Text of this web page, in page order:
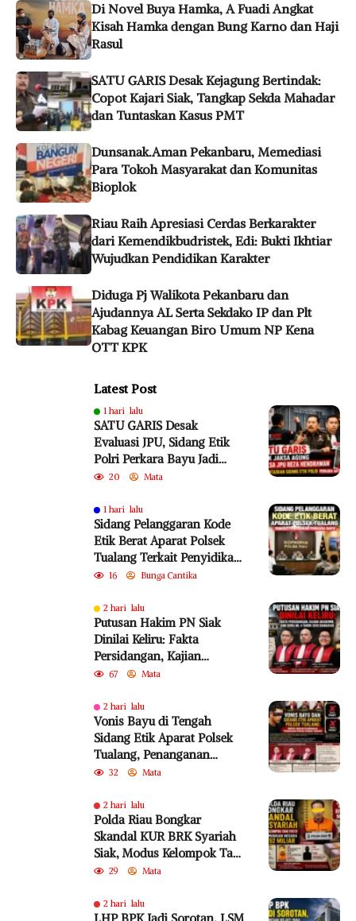
Di Novel Buya Hamka, A Fuadi Angkat
Kisah Hamka dengan Bung Karno dan Haji
Rasul
SATU GARIS Desak Kejagung Bertindak:
Copot Kajari Siak, Tangkap Sekda Mahadar
dan Tuntaskan Kasus PMT
Dunsanak.Aman Pekanbaru, Memediasi
Para Tokoh Masyarakat dan Komunitas
Bioplok
Riau Raih Apresiasi Cerdas Berkarakter
dari Kemendikbudristek, Edi: Bukti Ikhtiar
Wujudkan Pendidikan Karakter
Diduga Pj Walikota Pekanbaru dan
Ajudannya AL Serta Sekdako IP dan Plt
Kabag Keuangan Biro Umum NP Kena
OTT KPK
Latest Post
1 hari lalu
SATU GARIS Desak
Evaluasi JPU, Sidang Etik
Polri Perkara Bayu Jadi
Sorotan
20 Mata
1 hari lalu
Sidang Pelanggaran Kode
Etik Berat Aparat Polsek
Tualang Terkait Penyidikan
Perkara Bayu
16 Bunga Cantika
2 hari lalu
Putusan Hakim PN Siak
Dinilai Keliru: Fakta
Persidangan, Kajian
Akademik, dan SEMA No. 4
67 Mata
2 hari lalu
Vonis Bayu di Tengah
Sidang Etik Aparat Polsek
Tualang, Penanganan
Perkara Kembali Jadi
32 Mata
2 hari lalu
Polda Riau Bongkar
Skandal KUR BRK Syariah
Siak, Modus Kelompok Tani
Fiktif Diduga Rugikan
29 Mata
2 hari lalu